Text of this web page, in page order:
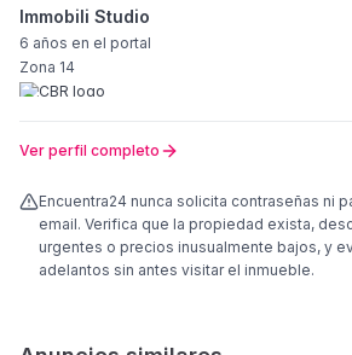
Immobili Studio
6 años en el portal
Zona 14
Ver perfil completo
Encuentra24 nunca solicita contraseñas ni
email. Verifica que la propiedad exista,
urgentes o precios inusualmente bajos, y
adelantos sin antes visitar el inmueble.